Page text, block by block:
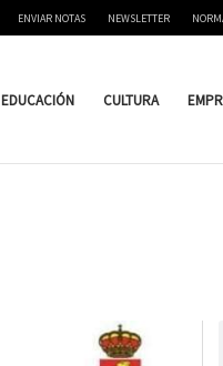
ENVIAR NOTAS NEWSLETTER
EDUCACIÓN CULTURA